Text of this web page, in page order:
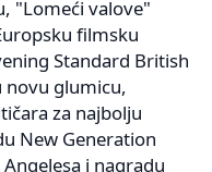
"Lomeći valove"
filmsku
Standard British
novu glumicu,
za najbolju
New Generation
i nagradu